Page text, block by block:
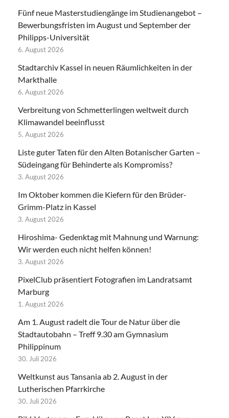
Fünf neue Masterstudiengänge im Studienangebot –
Bewerbungsfristen im August und September der
Philipps-Universität
6. August 2026
Stadtarchiv Kassel in neuen Räumlichkeiten in der
Markthalle
6. August 2026
Verbreitung von Schmetterlingen weltweit durch
Klimawandel beeinflusst
5. August 2026
Liste guter Taten für den Alten Botanischer Garten –
Südeingang für Behinderte als Kompromiss?
3. August 2026
Im Oktober kommen die Kiefern für den Brüder-
Grimm-Platz in Kassel
3. August 2026
Hiroshima- Gedenktag mit Mahnung und Warnung:
Wir werden euch nicht helfen können!
3. August 2026
PixelClub präsentiert Fotografien im Landratsamt
Marburg
1. August 2026
Am 1. August radelt die Tour de Natur über die
Stadtautobahn – Treff 9.30 am Gymnasium
Philippinum
30. Juli 2026
Weltkunst aus Tansania ab 2. August in der
Lutherischen Pfarrkirche
30. Juli 2026